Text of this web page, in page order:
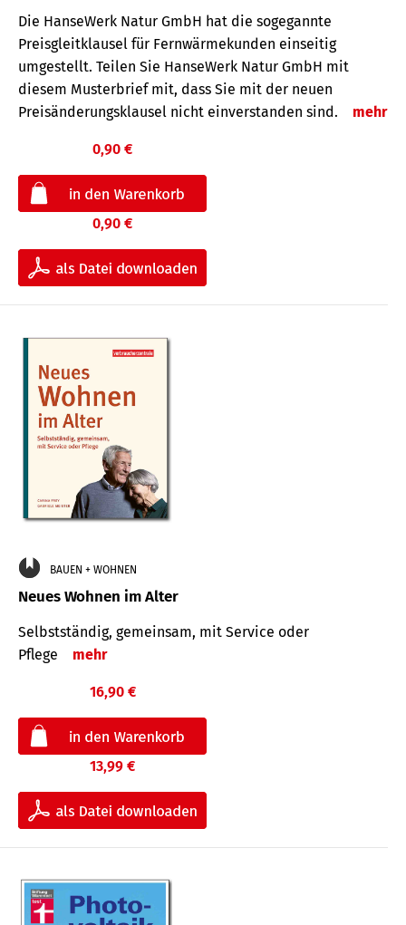
Die HanseWerk Natur GmbH hat die sogegannte
Preisgleitklausel für Fernwärmekunden einseitig
umgestellt. Teilen Sie HanseWerk Natur GmbH mit
diesem Musterbrief mit, dass Sie mit der neuen
Preisänderungsklausel nicht einverstanden sind.
mehr
0,90 €
0,90 €
BAUEN + WOHNEN
Neues Wohnen im Alter
Selbstständig, gemeinsam, mit Service oder
Pflege
mehr
16,90 €
13,99 €